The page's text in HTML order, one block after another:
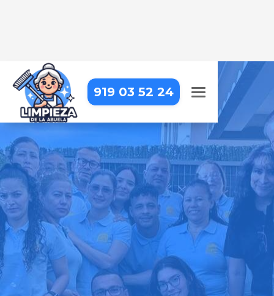
919 03 52 24
LIMPIEZA DE COLEGIOS EN
VALDILECHA
Limpieza eficiente y detallada que
responde a las necesidades de tu
institución
Pide tu presupuesto gratis